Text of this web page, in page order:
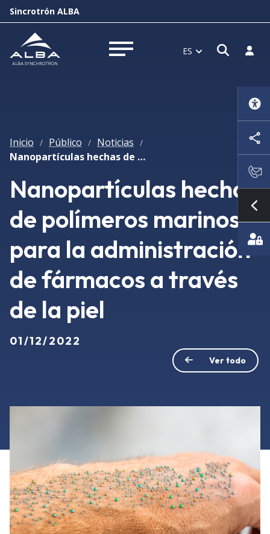
Sincrotrón ALBA
Abrir menú ES Abrir
Inicio / Público / Noticias /
Nanopartículas hechas de polímeros marinos para la administración de fármacos a través de la piel
Nanopartículas hechas
de polímeros marinos
para la administración
de fármacos a través
de la piel
01/12/2022
Ver todo